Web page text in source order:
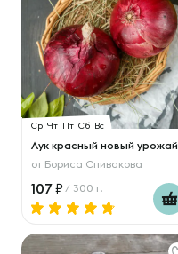
Ср Чт Пт Сб Вс
Лук красный новый урожай
от Бориса Спивакова
107 / 300 г.